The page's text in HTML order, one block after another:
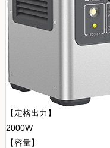
【定格出力】
2000W
【容量】